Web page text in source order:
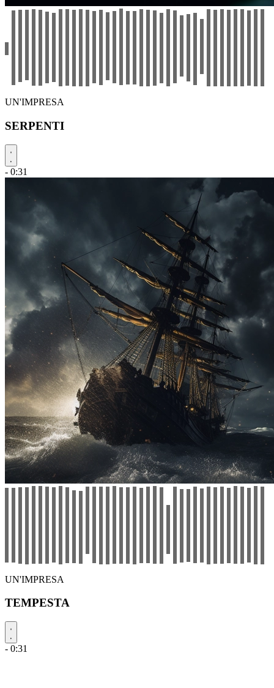
UN'IMPRESA
SERPENTI
- 0:31
UN'IMPRESA
TEMPESTA
- 0:31